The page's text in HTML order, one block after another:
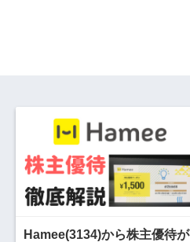
Hamee(3134)から株主優待が